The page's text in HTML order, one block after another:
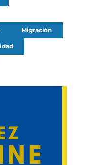
Migración